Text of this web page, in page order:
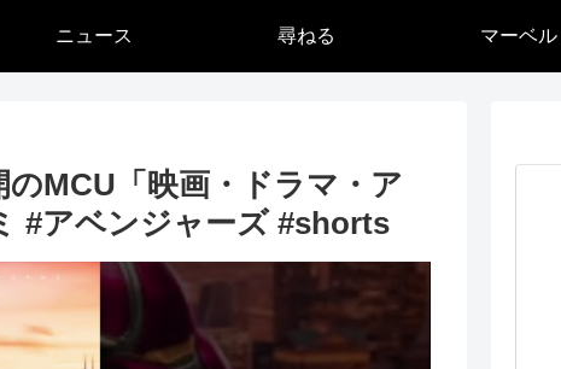
ニュース 尋ねる マーベル
MCU「映画・ドラマ・ア
#アベンジャーズ #shorts